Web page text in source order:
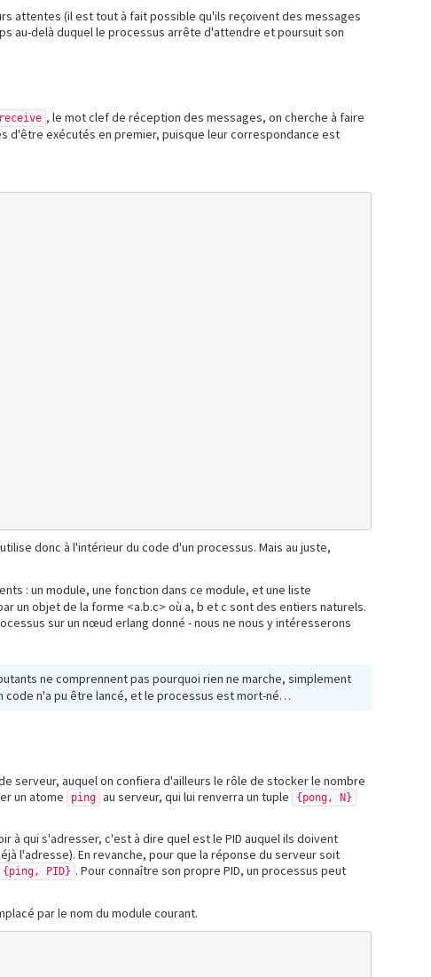
attentes (il est tout à fait possible qu'ils reçoivent des messages
au-delà duquel le processus arrête d'attendre et poursuit son
receive , le mot clef de réception des messages, on cherche à faire
d'être exécutés en premier, puisque leur correspondance est
donc à l'intérieur du code d'un processus. Mais au juste,
: un module, une fonction dans ce module, et une liste
un objet de la forme <a.b.c> où a, b et c sont des entiers naturels.
sur un nœud erlang donné - nous ne nous y intéresserons
ne comprennent pas pourquoi rien ne marche, simplement
code n'a pu être lancé, et le processus est mort-né…
serveur, auquel on confiera d'ailleurs le rôle de stocker le nombre
un atome
ping au serveur, qui lui renverra un tuple {pong, N}
qui s'adresser, c'est à dire quel est le PID auquel ils doivent
l'adresse). En revanche, pour que la réponse du serveur soit
{ping, PID} . Pour connaître son propre PID, un processus peut
par le nom du module courant.